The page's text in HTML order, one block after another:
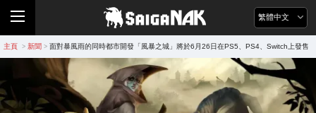
繁體中文
主頁 > 新聞 > 面對暴風雨的同時都市開發「風暴之城」將於6月26日在PS5、PS4、Switch上發售